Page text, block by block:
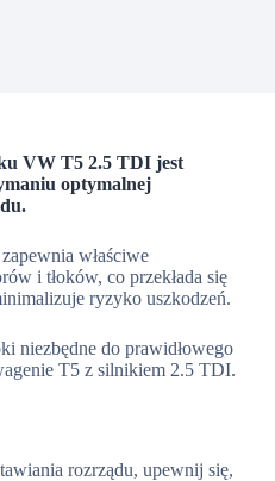
VW T5 2.5 TDI jest
optymalnej
właściwe
i tłoków, co przekłada się
ryzyko uszkodzeń.
niezbędne do prawidłowego
T5 z silnikiem 2.5 TDI.
rozrządu, upewnij się,